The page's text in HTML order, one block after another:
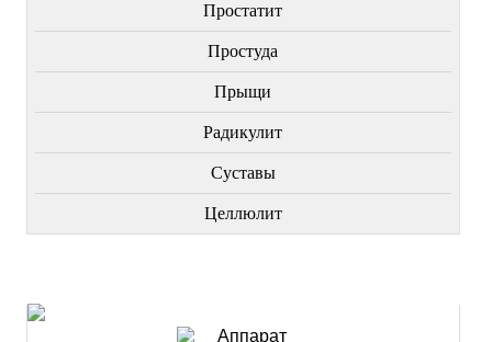
Простатит
Простуда
Прыщи
Радикулит
Суставы
Целлюлит